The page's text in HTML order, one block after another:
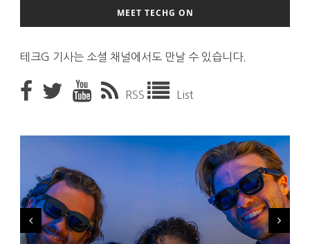
MEET TECHG ON
테크G 기사는 소셜 채널에서도 만날 수 있습니다.
RSS List